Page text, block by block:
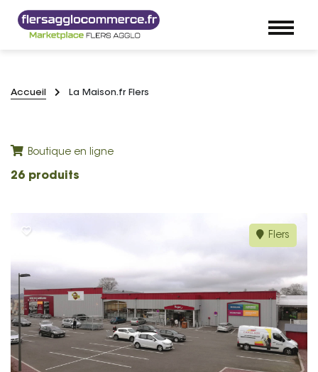
Accueil La Maison.fr Flers
Boutique en ligne
26 produits
Flers